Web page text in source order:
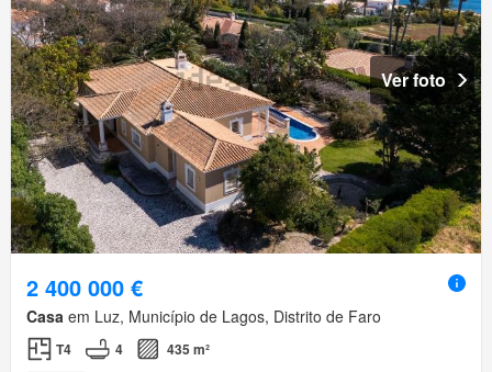
Ver foto
2 400 000 €
Casa em Luz, Município de Lagos, Distrito de Faro
T4 4 435 m²